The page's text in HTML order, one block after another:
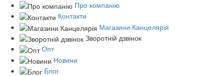
Про компанію
Контакти
Магазини Канцелярія
Зворотній дзвінок
Опт
Новини
Блог